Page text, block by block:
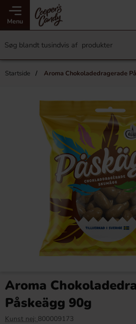
Menu
Startside Aroma Chokoladedragerade
Aroma
Påskeägg 90g
Kunst nej: 800009173